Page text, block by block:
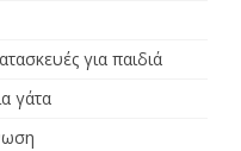
για παιδιά
γάτα